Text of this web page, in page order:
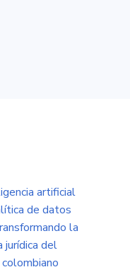
artificial
de datos
la
jurídica del